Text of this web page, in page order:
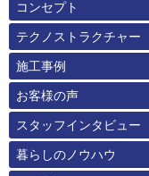
コンセプト
テクノストラクチャー
施工事例
お客様の声
スタッフインタビュー
暮らしのノウハウ